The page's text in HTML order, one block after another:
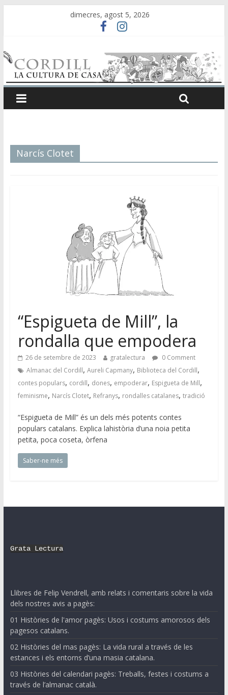
dimecres, agost 5, 2026
Narcís Clotet
“Espigueta de Mill”, la
rondalla que empodera
26 de setembre de 2023 gratalectura
0 Comment
Almanac del Cordill, Aureli Capmany, Biblioteca del Cordill,
contes populars, cordill, dones, empoderar, Espigueta de Mill,
feminisme, Narcís Clotet, Refranys, rondalles catalanes, tradició
“Espigueta de Mill” és un dels més potents contes
populars catalans. Explica lahistòria d’una noia petita
petita, poca coseta, òrfena
Saber-ne més
Grata Lectura
Llibres de Felip Vendrell, amb relats i comentaris sobre la vida
dels nostres avis a pagès:
01 Històries de l'amor pagès: Usos i costums amorosos dels
pagesos catalans.
02 Històries del mas pagès: La vida rural a través de les
estances i els entorns d’una masia catalana.
03 Històries del calendari pagès: Treballs, festes i costums a
través de l’almanac català.